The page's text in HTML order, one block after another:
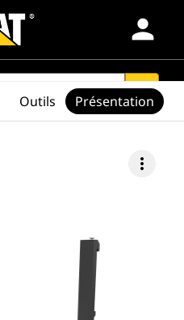
person
search
more_vert
Outils Présentation